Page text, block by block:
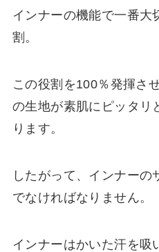
インナーの機能で一番大
割。
この役割を100％発揮さ
の生地が素肌にピッタリ
ります。
したがって、インナーの
でなければなりません。
インナーはかいた汗を吸